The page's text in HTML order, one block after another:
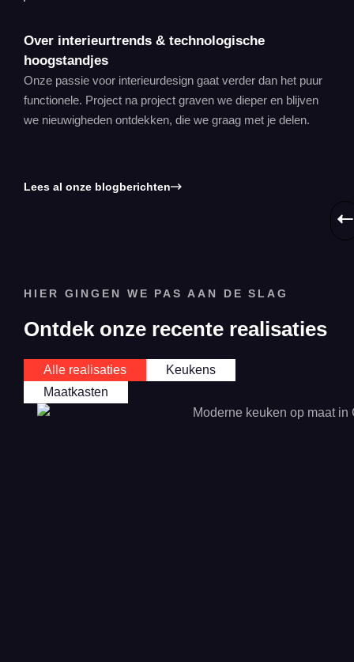
Over interieurtrends & technologische
hoogstandjes
Onze passie voor interieurdesign gaat verder dan het puur
functionele. Project na project graven we dieper en blijven
we nieuwigheden ontdekken, die we graag met je delen.
Lees al onze blogberichten
HIER GINGEN WE PAS AAN DE SLAG
Ontdek onze recente realisaties
Keukens
Maatkasten
Alle realisaties